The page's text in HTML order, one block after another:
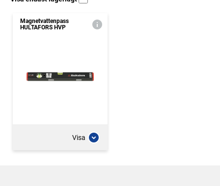
Magnetvattenpass
HULTAFORS HVP
Visa